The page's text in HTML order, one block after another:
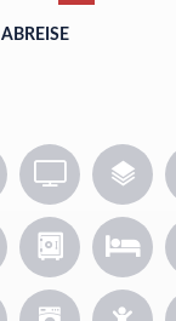
ABREISE